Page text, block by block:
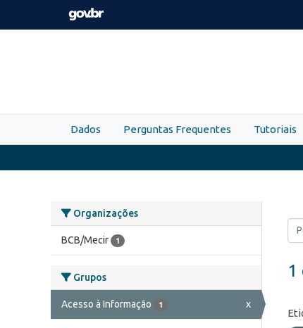
Skip to main content
Dados Perguntas Frequentes Tutoriais
Organizações
BCB/Mecir 1
Grupos
Acesso à Informação 1 x
1